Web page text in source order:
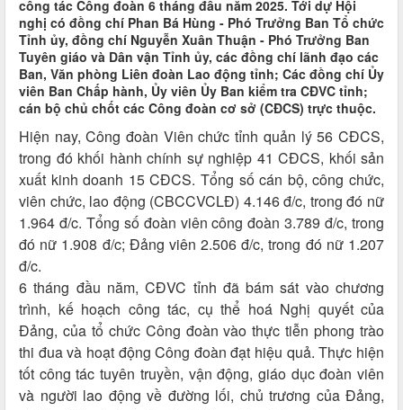
công tác Công đoàn 6 tháng đầu năm 2025. Tới dự Hội
nghị có đồng chí Phan Bá Hùng - Phó Trưởng Ban Tổ chức
Tỉnh ủy, đồng chí Nguyễn Xuân Thuận - Phó Trưởng Ban
Tuyên giáo và Dân vận Tỉnh ủy, các đồng chí lãnh đạo các
Ban, Văn phòng Liên đoàn Lao động tỉnh; Các đồng chí Ủy
viên Ban Chấp hành, Ủy viên Ủy Ban kiểm tra CĐVC tỉnh;
cán bộ chủ chốt các Công đoàn cơ sở (CĐCS) trực thuộc.
Hiện nay, Công đoàn Viên chức tỉnh quản lý 56 CĐCS,
trong đó khối hành chính sự nghiệp 41 CĐCS, khối sản
xuất kinh doanh 15 CĐCS. Tổng số cán bộ, công chức,
viên chức, lao động (CBCCVCLĐ) 4.146 đ/c, trong đó nữ
1.964 đ/c. Tổng số đoàn viên công đoàn 3.789 đ/c, trong
đó nữ 1.908 đ/c; Đảng viên 2.506 đ/c, trong đó nữ 1.207
đ/c.
6 tháng đầu năm, CĐVC tỉnh đã bám sát vào chương
trình, kế hoạch công tác, cụ thể hoá Nghị quyết của
Đảng, của tổ chức Công đoàn vào thực tiễn phong trào
thi đua và hoạt động Công đoàn đạt hiệu quả. Thực hiện
tốt công tác tuyên truyền, vận động, giáo dục đoàn viên
và người lao động về đường lối, chủ trương của Đảng,